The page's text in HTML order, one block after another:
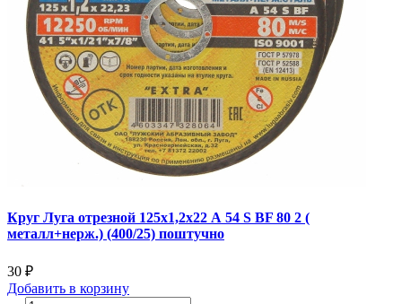
Круг Луга отрезной 125х1,2х22 А 54 S BF 80 2 (
металл+нерж.) (400/25) поштучно
30 ₽
Добавить в корзину